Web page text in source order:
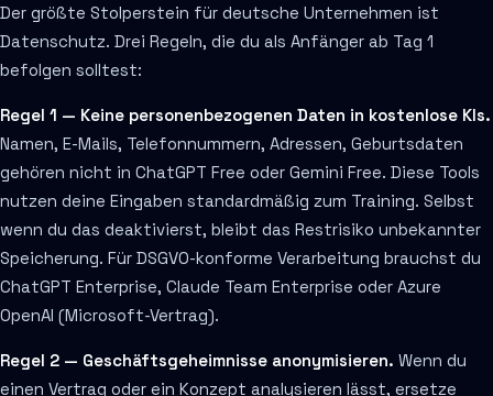
Der größte Stolperstein für deutsche Unternehmen ist
Datenschutz. Drei Regeln, die du als Anfänger ab Tag 1
befolgen solltest:
Regel 1 — Keine personenbezogenen Daten in kostenlose KIs.
Namen, E-Mails, Telefonnummern, Adressen, Geburtsdaten
gehören nicht in ChatGPT Free oder Gemini Free. Diese Tools
nutzen deine Eingaben standardmäßig zum Training. Selbst
wenn du das deaktivierst, bleibt das Restrisiko unbekannter
Speicherung. Für DSGVO-konforme Verarbeitung brauchst du
ChatGPT Enterprise, Claude Team Enterprise oder Azure
OpenAI (Microsoft-Vertrag).
Regel 2 — Geschäftsgeheimnisse anonymisieren. Wenn du
einen Vertrag oder ein Konzept analysieren lässt, ersetze